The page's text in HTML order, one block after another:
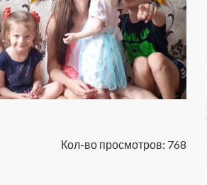
Кол-во просмотров: 768